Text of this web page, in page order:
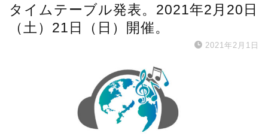
タイムテーブル発表。2021年2月20日
（土）21日（日）開催。
2021年2月1日